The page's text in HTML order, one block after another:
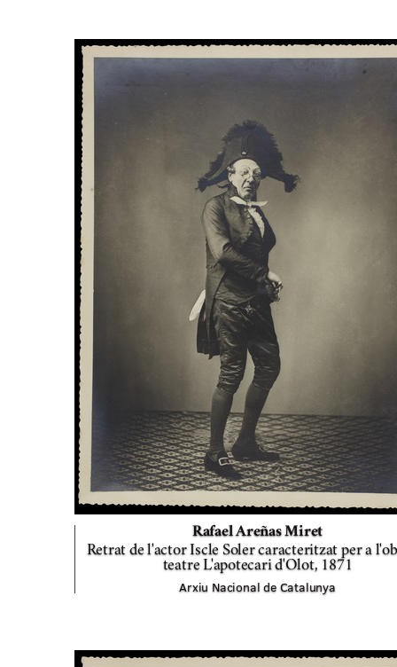
Rafael Areñas Miret
Retrat de l'actor Iscle Soler caracteritzat per a
teatre L'apotecari d'Olot, 1871
Arxiu Nacional de Catalunya